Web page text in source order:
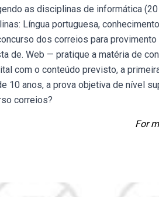
as disciplinas de informática
Língua portuguesa,
dos correios para
de. Web — pratique a matéria de
com o conteúdo previsto, a
10 anos, a prova objetiva de nível
correios?
For